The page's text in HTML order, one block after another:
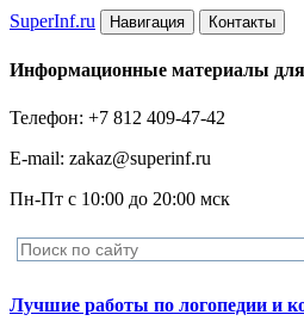
SuperInf.ru Навигация Контакты
Информационные материалы для
Телефон: +7 812 409-47-42
E-mail: zakaz@superinf.ru
Пн-Пт с 10:00 до 20:00 мск
Лучшие работы по логопедии и